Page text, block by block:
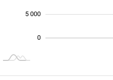
0
5 000